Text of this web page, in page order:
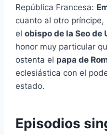
República Francesa:
cuanto al otro
el obispo de la Seo de
honor muy particular
ostenta el papa de
eclesiástica con el
estado.
Episodios